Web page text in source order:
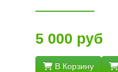
5 000 руб
В Корзину